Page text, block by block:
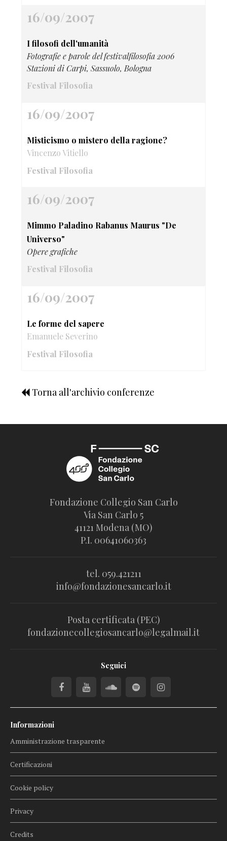
16/09/2007
I filosofi dell'umanità
Fotografie e parole del festivalfilosofia 2006
Stazioni di Carpi, Sassuolo, Bologna
Festival Filosofia
16/09/2007
Misticismo o mistero della ragione?
Vincenzo Vitiello
Festival Filosofia
16/09/2007
Mimmo Paladino Rabanus Maurus "De
Universo"
Opere grafiche
Festival Filosofia
16/09/2007
Le forme del sapere
Emanuele Severino
Festival Filosofia
Torna all'archivio conferenze
Fondazione Collegio San Carlo
Via San Carlo 5
41121 Modena (MO)
P.I. 00641060363
tel. 059.421211
info@fondazionesancarlo.it
Posta certificata (PEC)
fondazionecollegiosancarlo@legalmail.it
Seguici
Informazioni
Amministrazione trasparente
Certificazioni
Cookie policy
Privacy
Credits